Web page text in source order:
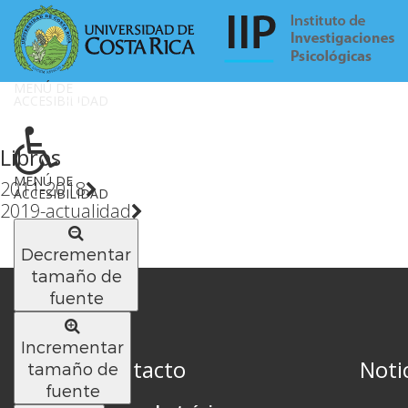
MENÚ DE
MENÚ DE
ACCESIBILIDAD
Decrementar
tamaño de
fuente
Incrementar
tamaño de
fuente
Libros
2011-2018
2019-actualidad
Contacto